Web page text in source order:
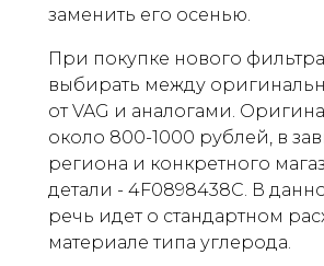
заменить его осенью.
При покупке нового
выбирать между
от VAG и аналогами.
около 800-1000 рублей, в
региона и конкретного
детали - 4F0898438C. В
речь идет о стандартном
материале типа углерода.